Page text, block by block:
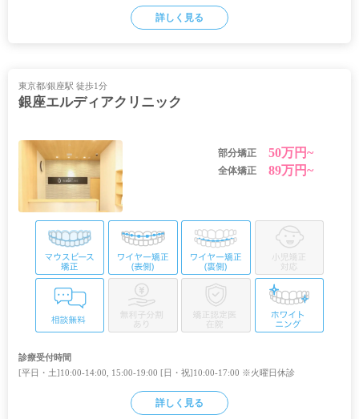
詳しく見る
東京都/銀座駅 徒歩1分
銀座エルディアクリニック
部分矯正 50万円~
全体矯正 89万円~
診療受付時間
[平日・土]10:00-14:00, 15:00-19:00 [日・祝]10:00-17:00 ※火曜日休診
詳しく見る